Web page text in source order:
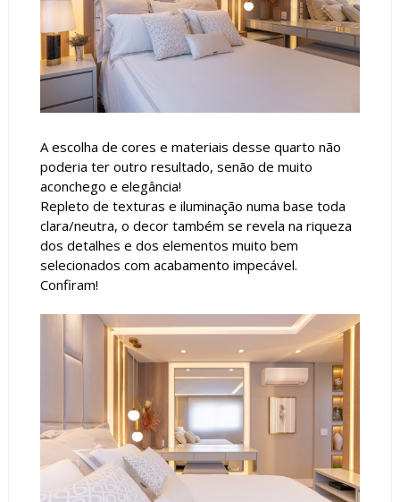
A escolha de cores e materiais desse quarto não
poderia ter outro resultado, senão de muito
aconchego e elegância!
Repleto de texturas e iluminação numa base toda
clara/neutra, o decor também se revela na riqueza
dos detalhes e dos elementos muito bem
selecionados com acabamento impecável.
Confiram!